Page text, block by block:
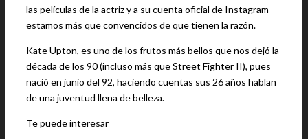
las películas de la actriz y a su cuenta oficial de Instagram
estamos más que convencidos de que tienen la razón.
Kate Upton, es uno de los frutos más bellos que nos dejó la
década de los 90 (incluso más que Street Fighter II), pues
nació en junio del 92, haciendo cuentas sus 26 años hablan
de una juventud llena de belleza.
Te puede interesar